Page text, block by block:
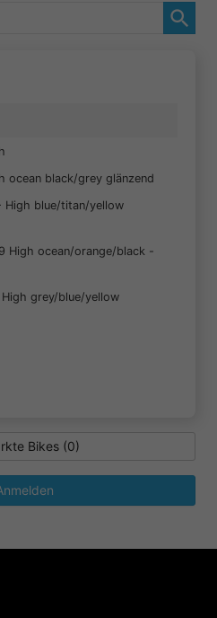
ocean black/grey glänzend
High blue/titan/yellow
High ocean/orange/black -
High grey/blue/yellow
Bikes (0)